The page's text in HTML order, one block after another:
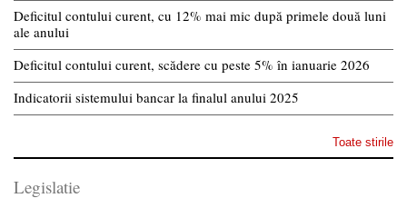
Deficitul contului curent, cu 12% mai mic după primele două luni
ale anului
Deficitul contului curent, scădere cu peste 5% în ianuarie 2026
Indicatorii sistemului bancar la finalul anului 2025
Toate stirile
Legislatie